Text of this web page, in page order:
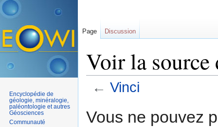
Voir la
← Vinci
Vous ne pouvez
Page Discussion
Encyclopédie de
géologie, minéralogie,
paléontologie et autres
Géosciences
Communauté